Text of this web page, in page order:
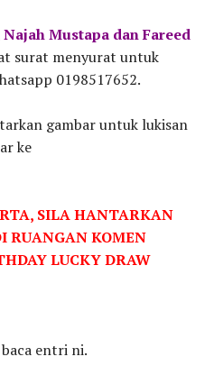
Mustapa dan Fareed
surat menyurat untuk
0198517652.
gambar untuk lukisan
ke
SILA HANTARKAN
RUANGAN KOMEN
LUCKY DRAW
entri ni.